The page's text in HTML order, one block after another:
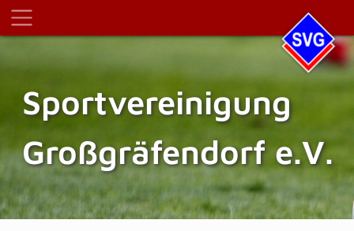
Sportvereinigung
Großgräfendorf e.V.